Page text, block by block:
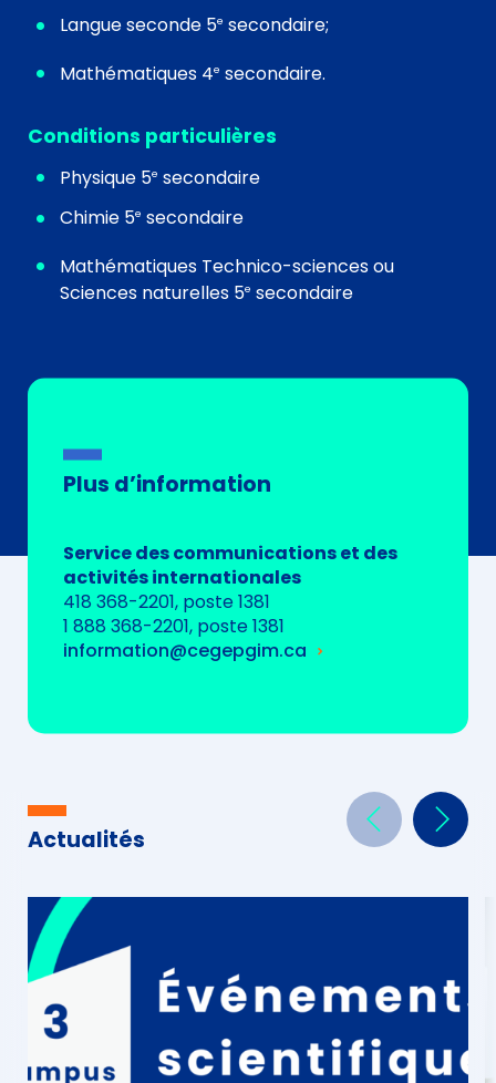
Langue seconde 5e secondaire;
Mathématiques 4e secondaire.
Conditions particulières
Physique 5e secondaire
Chimie 5e secondaire
Mathématiques Technico-sciences ou
Sciences naturelles 5e secondaire
Plus d’information
Service des communications et des
activités internationales
418 368-2201, poste 1381
1 888 368-2201, poste 1381
information@cegepgim.ca
Actualités